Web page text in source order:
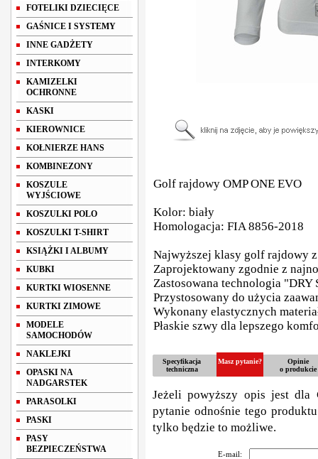
FOTELIKI DZIECIĘCE
GAŚNICE I SYSTEMY
INNE GADŻETY
INTERKOMY
KAMIZELKI
OCHRONNE
KASKI
KIEROWNICE
KOŁNIERZE HANS
KOMBINEZONY
KOSZULE
WYJŚCIOWE
KOSZULKI POLO
KOSZULKI T-SHIRT
KSIĄŻKI I ALBUMY
KUBKI
KURTKI WIOSENNE
KURTKI ZIMOWE
MODELE
SAMOCHODÓW
NAKLEJKI
OPASKI NA
NADGARSTEK
PARASOLKI
PASKI
PASY
BEZPIECZEŃSTWA
Golf rajdowy OMP ONE EVO
Kolor: biały
Homologacja: FIA 8856-2018
Najwyższej klasy golf rajdowy
Zaprojektowany zgodnie z
Zastosowana technologia
Przystosowany do użycia
Wykonany elastycznych
Płaskie szwy dla lepszego
Specyfikacja
techniczna
Masz pytanie?
Opinie
o produkcie
Jeżeli powyższy opis jest dla
pytanie odnośnie tego
tylko będzie to możliwe.
E-mail: